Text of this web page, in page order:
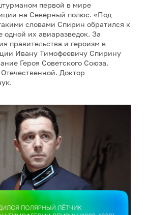
первой в мире
на Северный полюс. «Под
словами Спирин обратился к
одной их авиаразведок. За
правительства и героизм в
Ивану Тимофеевичу Спирину
Героя Советского Союза.
Доктор